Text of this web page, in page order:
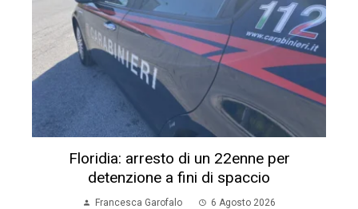
Floridia: arresto di un 22enne per
detenzione a fini di spaccio
Francesca Garofalo 6 Agosto 2026